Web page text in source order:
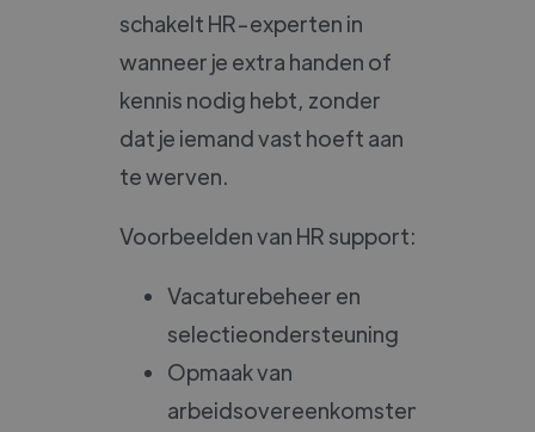
schakelt HR-experten in
wanneer je extra handen of
kennis nodig hebt, zonder
dat je iemand vast hoeft aan
te werven.
Voorbeelden van HR support:
Vacaturebeheer en
selectieondersteuning
Opmaak van
arbeidsovereenkomsten